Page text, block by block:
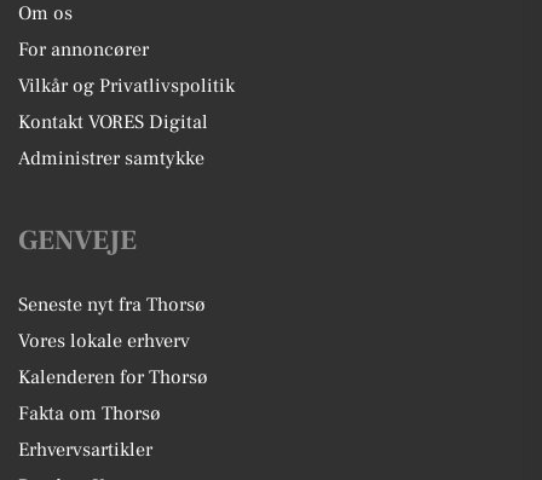
Om os
For annoncører
Vilkår og Privatlivspolitik
Kontakt VORES Digital
Administrer samtykke
GENVEJE
Seneste nyt fra Thorsø
Vores lokale erhverv
Kalenderen for Thorsø
Fakta om Thorsø
Erhvervsartikler